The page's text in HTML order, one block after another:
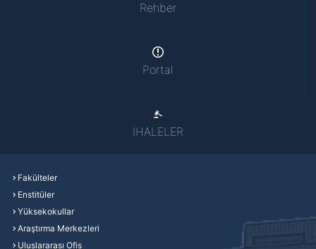
Rehber
Portal
İHALELER
Fakülteler
Enstitüler
Yüksekokullar
Araştırma Merkezleri
Uluslararası Ofis